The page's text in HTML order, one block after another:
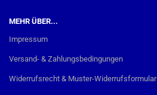
MEHR ÜBER...
Impressum
Versand- & Zahlungsbedingungen
Widerrufsrecht & Muster-Widerrufsformular